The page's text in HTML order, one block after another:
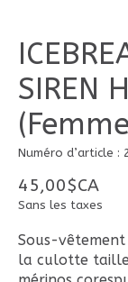
SIREN
Numéro d’article :
45,00$CA
Sans les taxes
Sous-
la culotte taille